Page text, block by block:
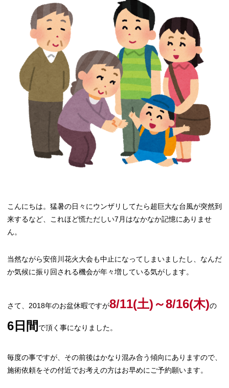
こんにちは。猛暑の日々にウンザリしてたら超巨大な台風が突然到
来するなど、これほど慌ただしい7月はなかなか記憶にありませ
ん。
当然ながら安倍川花火大会も中止になってしまいましたし、なんだ
か気候に振り回される機会が年々増している気がします。
さて、2018年のお盆休暇ですが8/11(土)～8/16(木)の
6日間 で頂く事になりました。
毎度の事ですが、その前後はかなり混み合う傾向にありますので、
施術依頼をその付近でお考えの方はお早めにご予約願います。